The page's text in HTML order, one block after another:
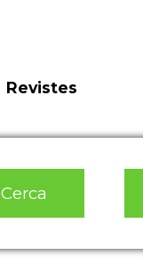
Revistes
Cerca